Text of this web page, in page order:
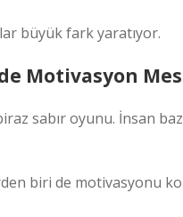
büyük fark yaratıyor.
Motivasyon
sabır oyunu. İnsan
biri de motivasyonu